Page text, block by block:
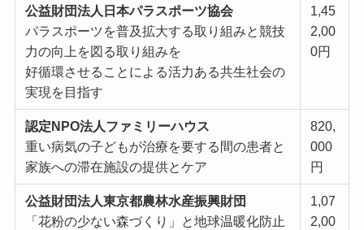
公益財団法⼈⽇本パラスポーツ協会
パラスポーツを普及拡⼤する取り組みと競技
⼒の向上を図る取り組みを
好循環させることによる活⼒ある共⽣社会の
実現を⽬指す
1,45
2,00
0円
認定NPO法⼈ファミリーハウス
重い病気の⼦どもが治療を要する間の患者と
家族への滞在施設の提供とケア
820,
000
円
公益財団法⼈東京都農林⽔産振興財団
「花粉の少ない森づくり」と地球温暖化防⽌
1,07
2,00